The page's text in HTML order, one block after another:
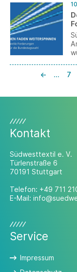
← … 7
Kontakt
Südwesttextil e. V.
Türlenstraße 6
70191 Stuttgart
Telefon: +49 711
E-Mail:
Service
Impressum